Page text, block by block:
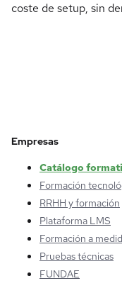
coste de setup, sin
Empresas
Catálogo
Formación
RRHH y formación
Plataforma LMS
Formación a
Pruebas técnicas
FUNDAE